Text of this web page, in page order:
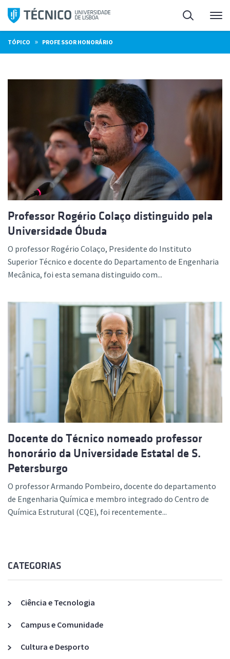
Saltar
para
o
conteúdo
Pesquisa
TÓPICO » PROFESSOR HONORÁRIO
Professor Rogério Colaço distinguido pela
Universidade Óbuda
O professor Rogério Colaço, Presidente do Instituto
Superior Técnico e docente do Departamento de Engenharia
Mecânica, foi esta semana distinguido com...
Docente do Técnico nomeado professor
honorário da Universidade Estatal de S.
Petersburgo
O professor Armando Pombeiro, docente do departamento
de Engenharia Química e membro integrado do Centro de
Química Estrutural (CQE), foi recentemente...
CATEGORIAS
Ciência e Tecnologia
Campus e Comunidade
Cultura e Desporto